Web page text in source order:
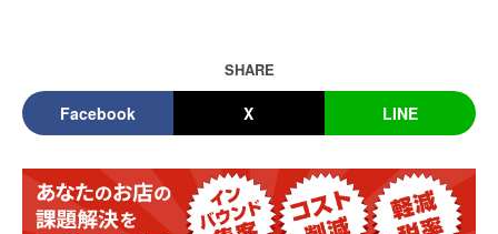
SHARE
Facebook X LINE